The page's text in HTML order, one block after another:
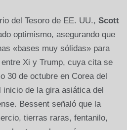
del Tesoro de EE. UU., Scott
optimismo, asegurando que
«bases muy sólidas» para
Xi y Trump, cuya cita se
30 de octubre en Corea del
inicio de la gira asiática del
Bessent señaló que la
tierras raras, fentanilo,